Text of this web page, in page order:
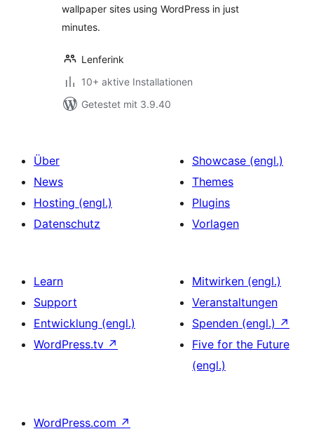
wallpaper sites using WordPress in just
minutes.
Lenferink
10+ aktive Installationen
Getestet mit 3.9.40
Über
News
Hosting (engl.)
Datenschutz
Showcase (engl.)
Themes
Plugins
Vorlagen
Learn
Support
Entwicklung (engl.)
WordPress.tv ↗
Mitwirken (engl.)
Veranstaltungen
Spenden (engl.) ↗
Five for the Future
(engl.)
WordPress.com ↗